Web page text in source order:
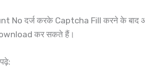
No दर्ज करके Captcha Fill करने के बाद
कर सकते हैं।